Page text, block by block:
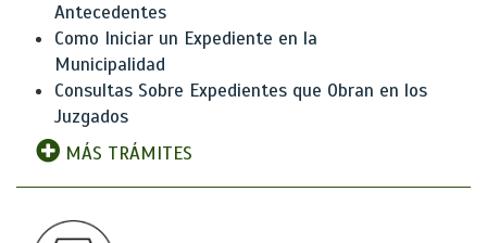
Antecedentes
Como Iniciar un Expediente en la
Municipalidad
Consultas Sobre Expedientes que Obran en los
Juzgados
MÁS TRÁMITES